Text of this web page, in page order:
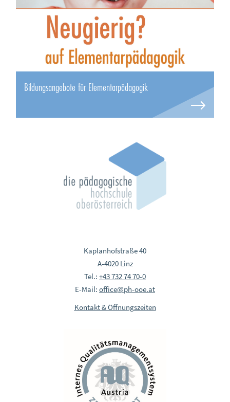
Bildungsangebote für Elementarpädagogik
Kaplanhofstraße 40
A-4020 Linz
Tel.: +43 732 74 70-0
E-Mail: office@ph-ooe.at
Kontakt & Öffnungszeiten